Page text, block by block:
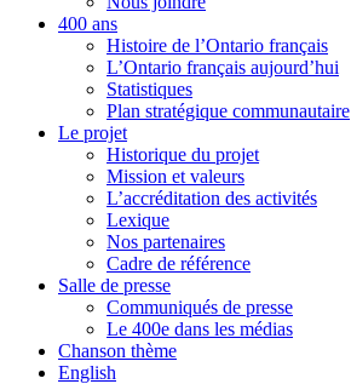
400 ans
Histoire de l’Ontario français
L’Ontario français aujourd’hui
Statistiques
Plan stratégique communautaire
Le projet
Historique du projet
Mission et valeurs
L’accréditation des activités
Lexique
Nos partenaires
Cadre de référence
Salle de presse
Communiqués de presse
Le 400e dans les médias
Chanson thème
English